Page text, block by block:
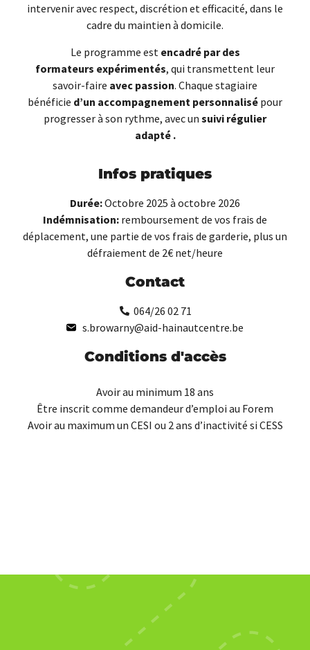
intervenir avec respect, discrétion et efficacité, dans le
cadre du maintien à domicile.
Le programme est encadré par des
formateurs expérimentés, qui transmettent leur
savoir-faire avec passion. Chaque stagiaire
bénéficie d’un accompagnement personnalisé pour
progresser à son rythme, avec un suivi régulier
adapté .
Infos pratiques
Durée:Octobre 2025 à octobre 2026
Indémnisation: remboursement de vos frais de
déplacement, une partie de vos frais de garderie, plus un
défraiement de 2€ net/heure
Contact
064/26 02 71
s.browarny@aid-hainautcentre.be
Conditions d'accès
Avoir au minimum 18 ans
Être inscrit comme demandeur d’emploi au Forem
Avoir au maximum un CESI ou 2 ans d’inactivité si CESS